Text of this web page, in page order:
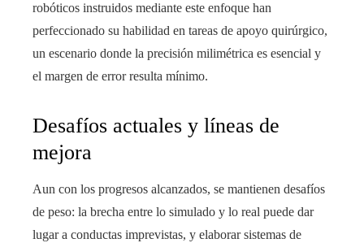
robóticos instruidos mediante este enfoque han
perfeccionado su habilidad en tareas de apoyo quirúrgico,
un escenario donde la precisión milimétrica es esencial y
el margen de error resulta mínimo.
Desafíos actuales y líneas de
mejora
Aun con los progresos alcanzados, se mantienen desafíos
de peso: la brecha entre lo simulado y lo real puede dar
lugar a conductas imprevistas, y elaborar sistemas de